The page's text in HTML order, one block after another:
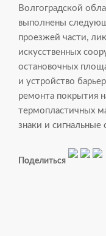
Волгоградской
выполнены
проезжей части,
искусственных
остановочных
и устройство
ремонта покрытия
термопластичных
знаки и сигнальные
Поделиться